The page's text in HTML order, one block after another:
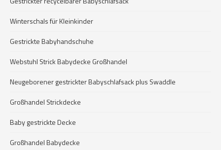
Winterschals für Kleinkinder
Gestrickte Babyhandschuhe
Webstuhl Strick Babydecke Großhandel
Neugeborener gestrickter Babyschlafsack plus Swaddle
Großhandel Strickdecke
Baby gestrickte Decke
Großhandel Babydecke